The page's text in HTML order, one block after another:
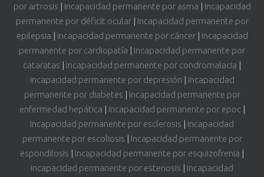
por artrosis | Incapacidad permanente por asma | Incapacidad
permanente por déficit ocular| Incapacidad permanente por
epilepsia | Incapacidad permanente por cáncer| Incapacidad
permanente por cardiopatía | Incapacidad permanente por
cataratas | Incapacidad permanente por condromalacia |
Incapacidad permanente por depresión | Incapacidad
permanente por diabetes | Incapacidad permanente por
enfermedad hepática | Incapacidad permanente por epoc|
Incapacidad permanente por esclerosis | Incapacidad
permanente por escoliosis | Incapacidad permanente por
espondilosis | Incapacidad permanente por esquizofrenia |
Incapacidad permanente por estenosis | Incapacidad